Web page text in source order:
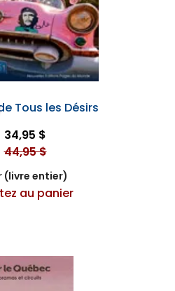
Tous les Désirs
34,95 $
44,95 $
(livre entier)
au panier